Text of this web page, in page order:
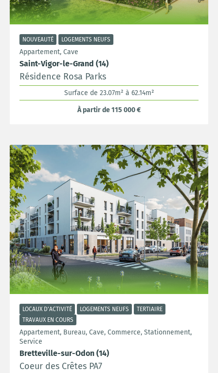
NOUVEAUTÉ LOGEMENTS NEUFS
Appartement, Cave
Saint-Vigor-le-Grand (14)
Résidence Rosa Parks
Surface de 23.07m² à 62.14m²
À partir de 115 000 €
LOCAUX D'ACTIVITÉ LOGEMENTS NEUFS
TERTIAIRE
TRAVAUX EN COURS
Appartement, Bureau, Cave, Commerce, Stationnement,
Service
Bretteville-sur-Odon (14)
Coeur des Crêtes PA7